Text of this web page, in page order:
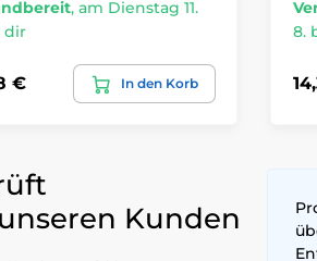
, am Dienstag 11.
dir
€ In den Korb
8.
Kunden